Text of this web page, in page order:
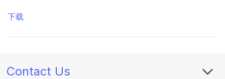
下载
Contact Us